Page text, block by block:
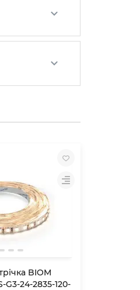
BIOM
G3-24-2835-120-